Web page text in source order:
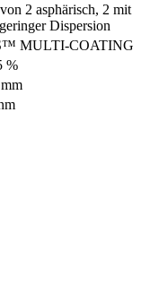
2 asphärisch, 2 mit
Dispersion
MULTI-COATING
%